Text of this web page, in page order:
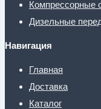
Компрессорные
Дизельные
Навигация
Главная
Доставка
Каталог